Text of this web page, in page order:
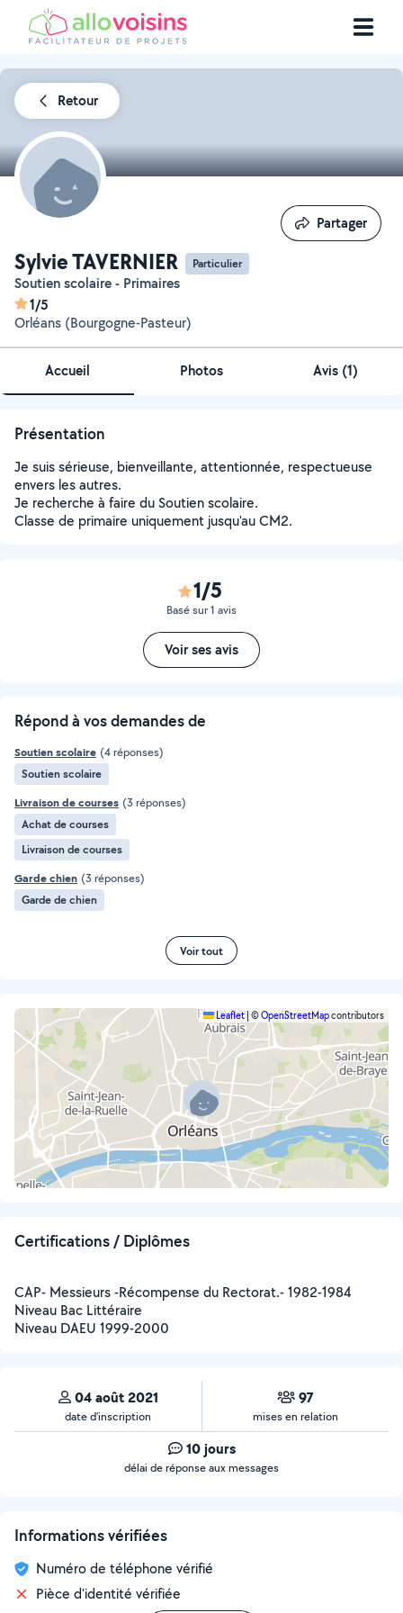
Retour
Sylvie TAVERNIER Particulier
Soutien scolaire - Primaires
1/5
Orléans (Bourgogne-Pasteur)
Partager
Partager
Accueil Photos Avis (1)
Présentation
Je suis sérieuse, bienveillante, attentionnée, respectueuse
envers les autres.
Je recherche à faire du Soutien scolaire.
Classe de primaire uniquement jusqu'au CM2.
1/5
Basé sur 1 avis
Voir ses avis
Répond à vos demandes de
Soutien scolaire (4 réponses)
Soutien scolaire
Livraison de courses (3 réponses)
Achat de courses
Livraison de courses
Garde chien (3 réponses)
Garde de chien
Voir tout
Leaflet|©OpenStreetMapcontributors
Certifications / Diplômes
CAP- Messieurs -Récompense du Rectorat.- 1982-1984
Niveau Bac Littéraire
Niveau DAEU 1999-2000
04 août 2021
date d’inscription
97
mises en relation
10 jours
délai de réponse aux messages
Informations vérifiées
Numéro de téléphone vérifié
Pièce d'identité vérifiée